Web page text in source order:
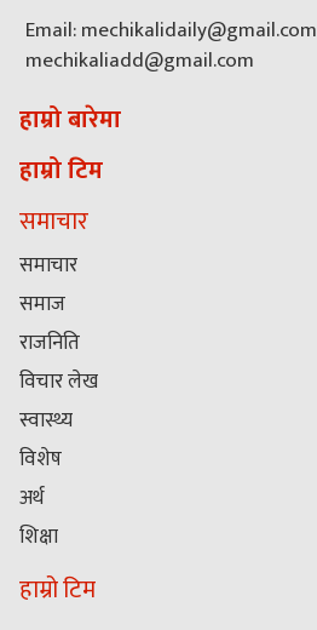
Email: mechikalidaily@gmail.com
mechikaliadd@gmail.com
हाम्रो बारेमा
हाम्रो टिम
समाचार
समाचार
समाज
राजनिति
विचार लेख
स्वास्थ्य
विशेष
अर्थ
शिक्षा
हाम्रो टिम